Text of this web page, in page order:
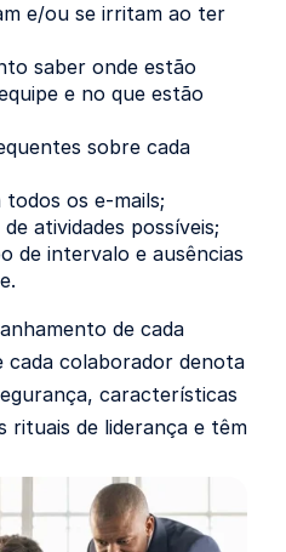
e/ou se irritam ao ter
saber onde estão
e no que estão
sobre cada
os e-mails;
atividades possíveis;
de intervalo e ausências
de cada
cada colaborador denota
características
rituais de liderança e têm